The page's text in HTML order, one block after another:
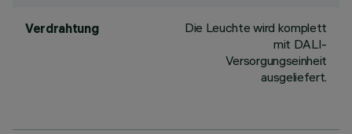
Verdrahtung
Die Leuchte wird komplett
mit DALI-
Versorgungseinheit
ausgeliefert.